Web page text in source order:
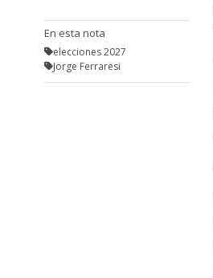
En esta nota
elecciones 2027
Jorge Ferraresi